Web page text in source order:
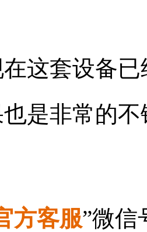
套设备已
是非常的
方客服”微信